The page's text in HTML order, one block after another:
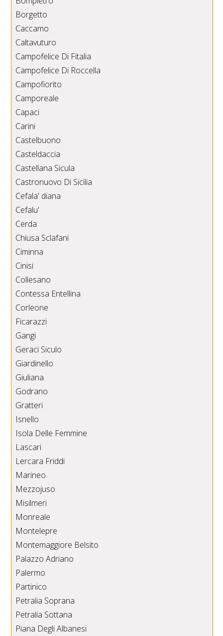
Borgetto
Caccamo
Caltavuturo
Campofelice Di Fitalia
Campofelice Di Roccella
Campofiorito
Camporeale
Capaci
Carini
Castelbuono
Casteldaccia
Castellana Sicula
Castronuovo Di Sicilia
Cefala' diana
Cefalu'
Cerda
Chiusa Sclafani
Ciminna
Cinisi
Collesano
Contessa Entellina
Corleone
Ficarazzi
Gangi
Geraci Siculo
Giardinello
Giuliana
Godrano
Gratteri
Isnello
Isola Delle Femmine
Lascari
Lercara Friddi
Marineo
Mezzojuso
Misilmeri
Monreale
Montelepre
Montemaggiore Belsito
Palazzo Adriano
Palermo
Partinico
Petralia Soprana
Petralia Sottana
Piana Degli Albanesi